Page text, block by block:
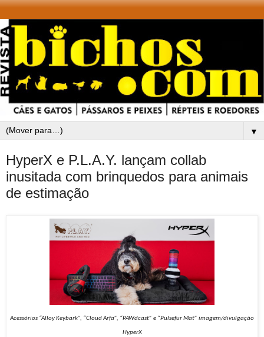
▼
HyperX e P.L.A.Y. lançam collab
inusitada com brinquedos para animais
de estimação
Acessórios “Alloy Keybark”, “Cloud Arfa”, “PAWdcast” e “Pulsefur Mat” imagem/divulgação
HyperX